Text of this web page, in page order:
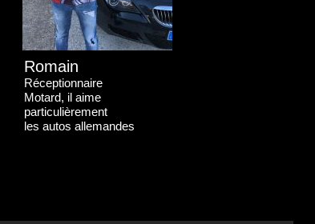
Romain
Réceptionnaire
Motard, il aime
particulièrement
les autos allemandes